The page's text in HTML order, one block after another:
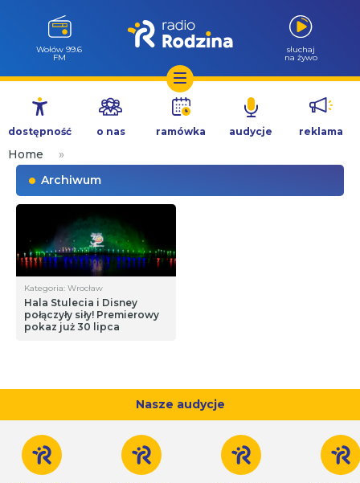
Przejdź
treści
Wołów 99.6
FM
słuchaj
na żywo
dostępność o nas ramówka audycje reklama
Home
»
Archiwum
Kategoria: Wrocław
Hala Stulecia i Disney
połączyły siły! Premierowy
pokaz już 30 lipca
Nasze audycje